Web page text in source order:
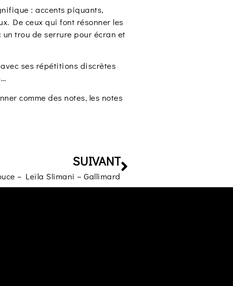
: accents piquants,
De ceux qui font résonner les
trou de serrure pour écran et
ses répétitions discrètes
comme des notes, les notes
SUIVANT
– Leïla Slimani – Gallimard